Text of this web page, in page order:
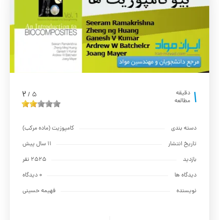
1 دقیقه
مطالعه
5
/
2
دسته بندی
کامپوزیت (ماده مرکب)
تاریخ انتشار
11 سال پیش
بازدید
2525 نفر
دیدگاه ها
0 دیدگاه
نویسنده
فهیمه حسینی